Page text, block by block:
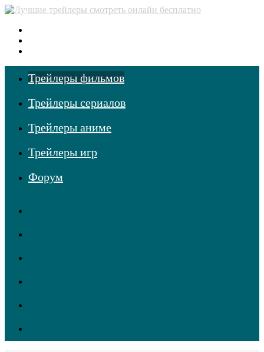
Трейлеры фильмов
Трейлеры сериалов
Трейлеры аниме
Трейлеры игр
Форум